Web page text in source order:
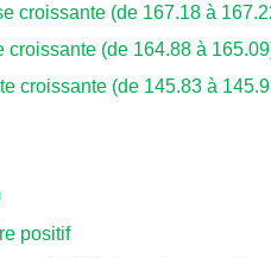
croissante (de 167.18 à
croissante (de 164.88 à
croissante (de 145.83 à
positif